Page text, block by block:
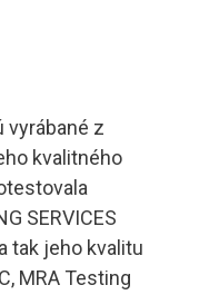
vyrábané z
kvalitného
SERVICES
tak jeho kvalitu
MRA Testing